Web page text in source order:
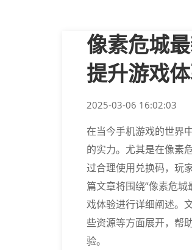
像素危城
提升游戏
2025-03-06 16:02:03
在当今手机游戏的世界
的实力。尤其是在像素
过合理使用兑换码，玩
篇文章将围绕“像素危
戏体验进行详细阐述。
些资源等方面展开，帮
验。